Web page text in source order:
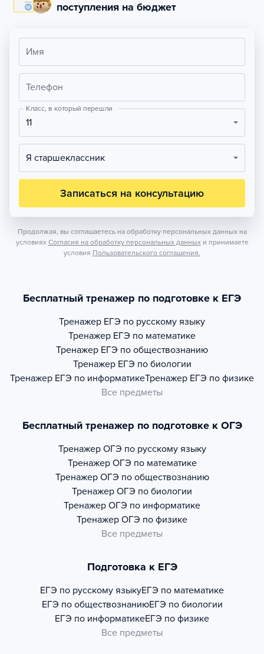
поступления на бюджет
Имя
Телефон
Класс, в который перешли
11
Я старшеклассник
Записаться на консультацию
Продолжая, вы соглашаетесь на обработку персональных данных на
условиях Согласия на обработку персональных данных и принимаете
условия Пользовательского соглашения.
Бесплатный тренажер по подготовке к ЕГЭ
Тренажер ЕГЭ по русскому языку
Тренажер ЕГЭ по математике
Тренажер ЕГЭ по обществознанию
Тренажер ЕГЭ по биологии
Тренажер ЕГЭ по информатикеТренажер ЕГЭ по физике
Все предметы
Бесплатный тренажер по подготовке к ОГЭ
Тренажер ОГЭ по русскому языку
Тренажер ОГЭ по математике
Тренажер ОГЭ по обществознанию
Тренажер ОГЭ по биологии
Тренажер ОГЭ по информатике
Тренажер ОГЭ по физике
Все предметы
Подготовка к ЕГЭ
ЕГЭ по русскому языкуЕГЭ по математике
ЕГЭ по обществознаниюЕГЭ по биологии
ЕГЭ по информатикеЕГЭ по физике
Все предметы